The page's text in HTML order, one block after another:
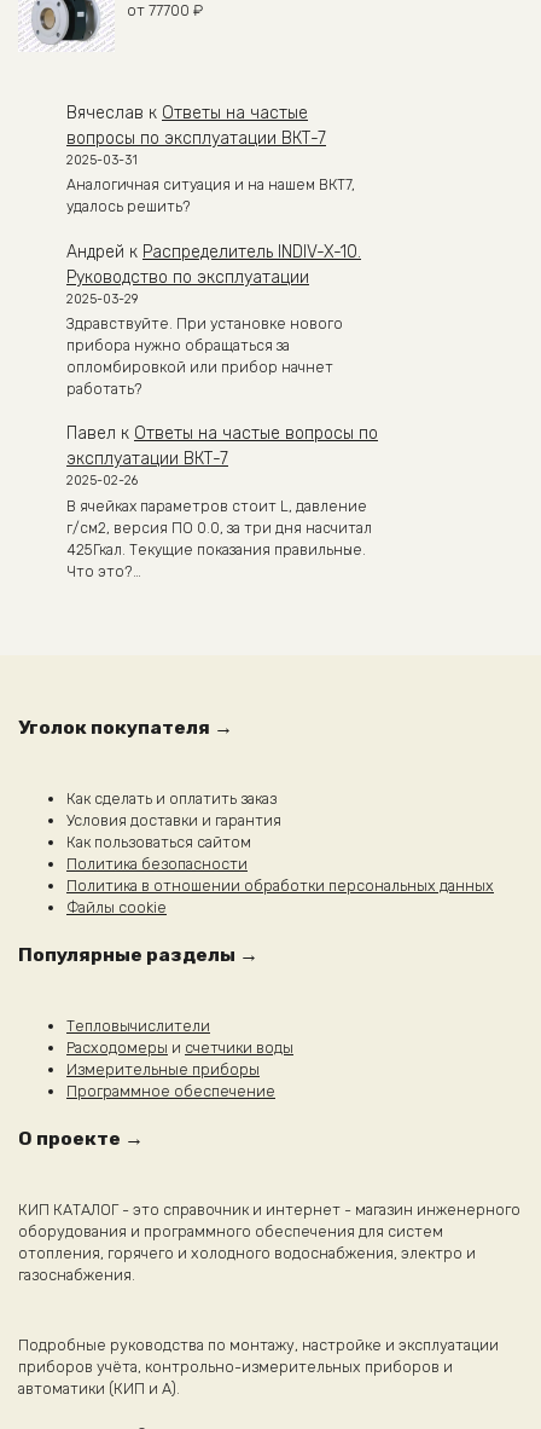
от 77700 ₽
Вячеслав к Ответы на частые
вопросы по эксплуатации ВКТ-7
2025-03-31
Аналогичная ситуация и на нашем ВКТ7,
удалось решить?
Андрей к Распределитель INDIV-X-10.
Руководство по эксплуатации
2025-03-29
Здравствуйте. При установке нового
прибора нужно обращаться за
опломбировкой или прибор начнет
работать?
Павел к Ответы на частые вопросы по
эксплуатации ВКТ-7
2025-02-26
В ячейках параметров стоит L, давление
г/см2, версия ПО 0.0, за три дня насчитал
425Гкал. Текущие показания правильные.
Что это?…
Уголок покупателя →
Как сделать и оплатить заказ
Условия доставки и гарантия
Как пользоваться сайтом
Политика безопасности
Политика в отношении обработки персональных данных
Файлы cookie
Популярные разделы →
Тепловычислители
Расходомеры и счетчики воды
Измерительные приборы
Программное обеспечение
О проекте →
КИП КАТАЛОГ - это справочник и интернет - магазин инженерного
оборудования и программного обеспечения для систем
отопления, горячего и холодного водоснабжения, электро и
газоснабжения.
Подробные руководства по монтажу, настройке и эксплуатации
приборов учёта, контрольно-измерительных приборов и
автоматики (КИП и А).